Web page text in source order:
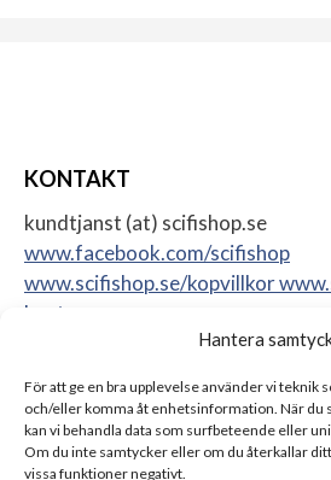
Hantera
För att ge en bra upplevelse använder vi teknik
och/eller komma åt enhetsinformation. När du
kan vi behandla data som surfbeteende eller
Om du inte samtycker eller om du återkallar
vissa funktioner negativt.
KONTAKT
kundtjanst (at) scifishop.se
www.facebook.com/scifishop
www.scifishop.se/kopvillkor
konto
Sweden